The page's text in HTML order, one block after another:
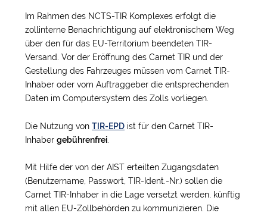
Im Rahmen des NCTS-TIR Komplexes erfolgt die
zollinterne Benachrichtigung auf elektronischem Weg
über den für das EU-Territorium beendeten TIR-
Versand. Vor der Eröffnung des Carnet TIR und der
Gestellung des Fahrzeuges müssen vom Carnet TIR-
Inhaber oder vom Auftraggeber die entsprechenden
Daten im Computersystem des Zolls vorliegen.
Die Nutzung von TIR-EPD ist für den Carnet TIR-
Inhaber gebührenfrei
Mit Hilfe der von der AIST erteilten Zugangsdaten
(Benutzername, Passwort, TIR-Ident.-Nr.) sollen die
Carnet TIR-Inhaber in die Lage versetzt werden, künftig
mit allen EU-Zollbehörden zu kommunizieren. Die